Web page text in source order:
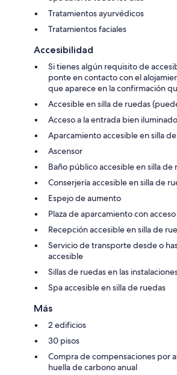
Tratamientos ayurvédicos
Tratamientos faciales
Accesibilidad
Si tienes algún requisito de
ponte en contacto con el
que aparece en la confirmación
Accesible en silla de ruedas
Acceso a la entrada bien iluminado
Aparcamiento accesible en silla
Ascensor
Baño público accesible en silla de
Conserjería accesible en silla de
Espejo de aumento
Plaza de aparcamiento con acceso
Recepción accesible en silla de
Servicio de transporte desde o
accesible
Sillas de ruedas en las
Spa accesible en silla de ruedas
Más
2 edificios
30 pisos
Compra de compensaciones por
huella de carbono anual